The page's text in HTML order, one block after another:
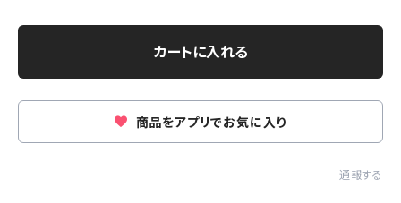
カートに入れる
商品をアプリでお気に入り
通報する